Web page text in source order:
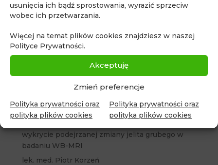
usunięcia ich bądź sprostowania, wyrazić sprzeciw
wobec ich przetwarzania.
Więcej na temat plików cookies znajdziesz w naszej
Polityce Prywatności.
Akceptuję
Zmień preferencje
Polityka prywatności oraz
polityka plików cookies
Polityka prywatności oraz
polityka plików cookies
Najnowsze artykuły
Przypadek 25. Badanie WB-MRI wykazało
zmianę w kącie mostowo-móżdżkowym podczas
oceny zaawansowania raka gruczołu krokowego
Przypadek 24. Profilaktyczne badanie WB-MRI
u bezobjawowego pacjenta
wykrycie podejrzanej zmiany jelita grubego w
badaniu WB-MRI
lek. med. Piotr Korzeń